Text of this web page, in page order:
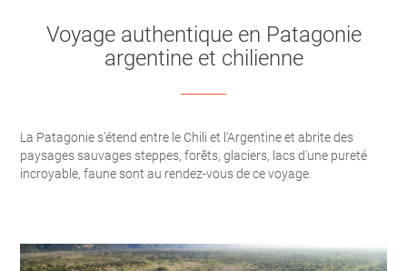
Voyage authentique en Patagonie
argentine et chilienne
La Patagonie s'étend entre le Chili et l'Argentine et abrite des
paysages sauvages steppes, forêts, glaciers, lacs d'une pureté
incroyable, faune sont au rendez-vous de ce voyage.